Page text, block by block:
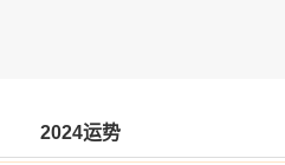
2024运势